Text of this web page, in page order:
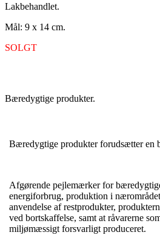
Lakbehandlet.
Mål: 9 x 14 cm.
SOLGT
Bæredygtige produkter.
Bæredygtige produkter forudsætter en
Afgørende pejlemærker for
energiforbrug, produktion i
anvendelse af restprodukter,
ved bortskaffelse, samt at råvarerne
miljømæssigt forsvarligt produceret.